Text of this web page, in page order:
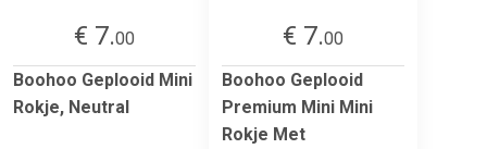
€ 7.00
Boohoo Geplooid Mini
Rokje, Neutral
€ 7.00
Boohoo Geplooid
Premium Mini Mini
Rokje Met